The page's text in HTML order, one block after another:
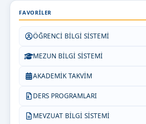
FAVORILER
ÖĞRENCİ BİLGİ SİSTEMİ
MEZUN BİLGİ SİSTEMİ
AKADEMİK TAKVİM
DERS PROGRAMLARI
MEVZUAT BİLGİ SİSTEMİ